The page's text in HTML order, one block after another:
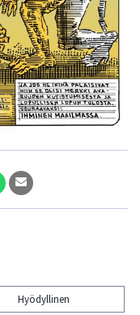
Hyödyllinen